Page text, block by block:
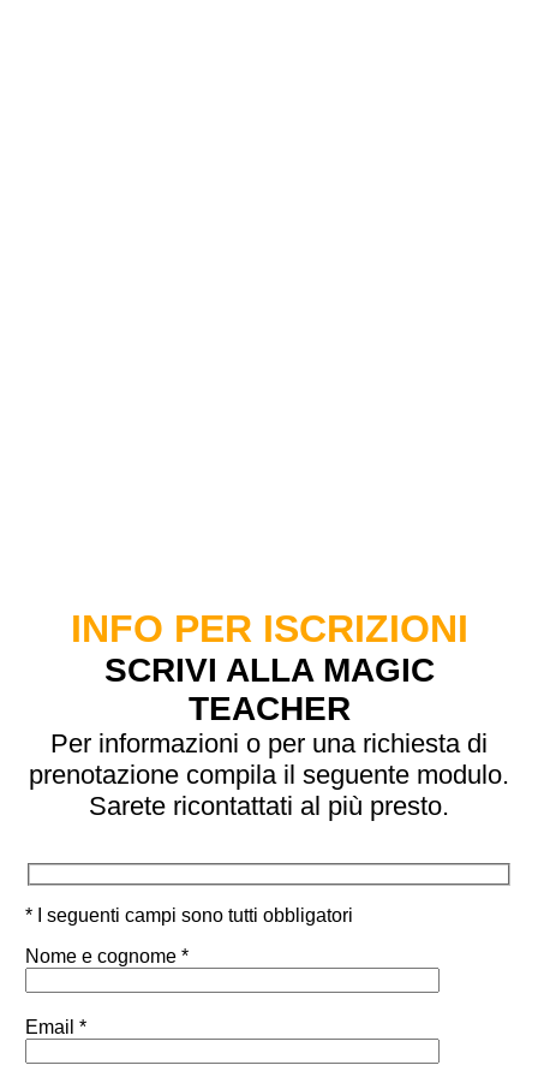
INFO PER ISCRIZIONI
SCRIVI ALLA MAGIC
TEACHER
Per informazioni o per una richiesta di
prenotazione compila il seguente modulo.
Sarete ricontattati al più presto.
* I seguenti campi sono tutti obbligatori
Nome e cognome *
Email *